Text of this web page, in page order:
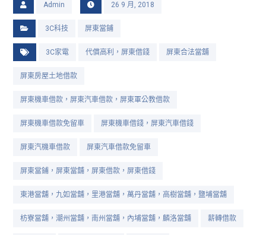
Admin 26 9 月, 2018
3C科技 屏東當鋪
3C家電 代償高利，屏東借錢 屏東合法當舖
屏東房屋土地借款
屏東機車借款，屏東汽車借款，屏東軍公教借款
屏東機車借款免留車 屏東機車借錢，屏東汽車借錢
屏東汽機車借款 屏東汽車借款免留車
屏東當鋪，屏東當舖，屏東借款，屏東借錢
東港當舖，九如當舖，里港當舖，萬丹當舖，高樹當舖，鹽埔當舖
枋寮當舖，潮州當舖，南州當舖，內埔當舖，麟洛當舖 薪轉借款